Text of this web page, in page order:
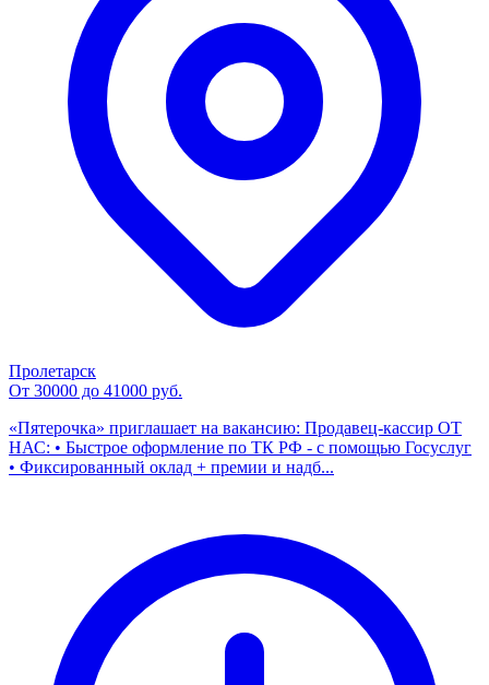
Пролетарск
От 30000 до 41000 руб.
«Пятерочка» приглашает на вакансию: Продавец-кассир ОТ
НАС: • Быстрое оформление по ТК РФ - с помощью Госуслуг
• Фиксированный оклад + премии и надб...